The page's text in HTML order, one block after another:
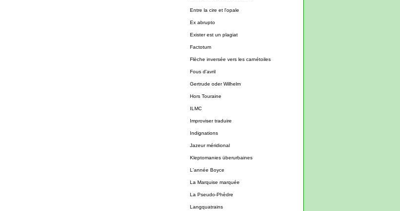
Entre la cire et l'opale
Ex abrupto
Exister est un plagiat
Factotum
Flèche inversée vers les carnétoiles
Fous d'avril
Gertrude oder Wilhelm
Hors Touraine
ILMC
Improviser traduire
Indignations
Jazeur méridional
Kleptomanies überurbaines
L'année Boyce
La Marquise marquée
La Pseudo-Phèdre
Langquatrains